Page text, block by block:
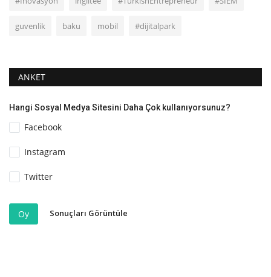
guvenlik baku mobil #dijitalpark
ANKET
Hangi Sosyal Medya Sitesini Daha Çok kullanıyorsunuz?
Facebook
Instagram
Twitter
Oy Sonuçları Görüntüle